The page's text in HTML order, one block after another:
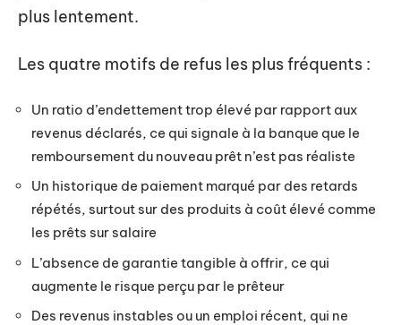
plus lentement.
Les quatre motifs de refus les plus fréquents :
Un ratio d’endettement trop élevé par rapport aux
revenus déclarés, ce qui signale à la banque que le
remboursement du nouveau prêt n’est pas réaliste
Un historique de paiement marqué par des retards
répétés, surtout sur des produits à coût élevé comme
les prêts sur salaire
L’absence de garantie tangible à offrir, ce qui
augmente le risque perçu par le prêteur
Des revenus instables ou un emploi récent, qui ne